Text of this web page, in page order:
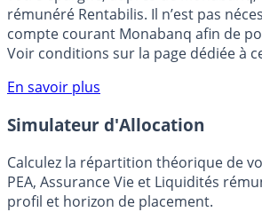
Bénéficiez de cette offre de
votre épargne, auprès de Monabanq,
rémunéré Rentabilis. Il n’est pas
Voir conditions sur la page dédiée à
En savoir plus
Simulateur d'Allocation
Calculez la répartition théorique de